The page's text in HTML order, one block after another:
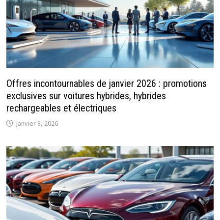
Offres incontournables de janvier 2026 : promotions
exclusives sur voitures hybrides, hybrides
rechargeables et électriques
janvier 8, 2026